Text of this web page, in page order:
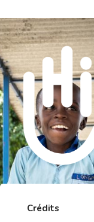
Crédits